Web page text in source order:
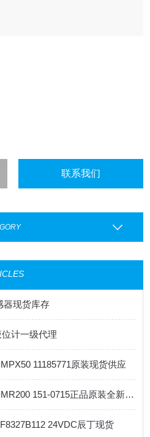
联系我们
器现货库存
计一级代理
11185771原装现货供应
丹弗斯DANFOSS马达OMR200 151-0715正品原装全新现货供应
24VDC辰丁现货